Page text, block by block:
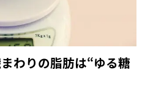
わりの脂肪は“ゆる糖